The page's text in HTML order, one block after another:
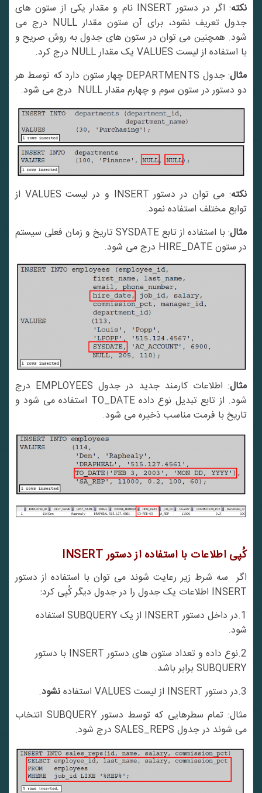
نکته
: اگر در دستور INSERT نام و مقدار یکی از ستون های
جدول تعریف نشود، برای آن ستون مقدار NULL درج می
شود. همچنین می توان در ستون های جدول به روش صریح و
با استفاده از لیست VALUES یک مقدار NULL درج کرد.
مثال
: جدول DEPARTMENTS چهار ستون دارد که توسط هر
دو دستور در ستون سوم و چهارم مقدار NULL درج می شود.
نکته
: می توان در دستور INSERT و در لیست VALUES از
توابع مختلف استفاده نمود.
مثال
: با استفاده از تابع SYSDATE تاریخ و زمان فعلی سیستم
در ستون HIRE_DATE درج می شود.
مثال
: اطلاعات کارمند جدید در جدول EMPLOYEES درج
شود. از تابع تبدیل نوع داده TO_DATE استفاده می شود و
تاریخ با فرمت مناسب ذخیره می شود.
کُپی اطلاعات با استفاده از دستورINSERT
اگر سه شرط زیر رعایت شوند می توان با استفاده از دستور
INSERT اطلاعات یک جدول را در جدول دیگر کُپی کرد:
1.در داخل دستور INSERT از یک SUBQUERY استفاده
شود.
2.نوع داده و تعداد ستون های دستور INSERT با دستور
SUBQUERY برابر باشد.
نشود.
مثال: تمام سطرهایی که توسط دستور SUBQUERY انتخاب
می شوند در جدول SALES_REPS درج شود.